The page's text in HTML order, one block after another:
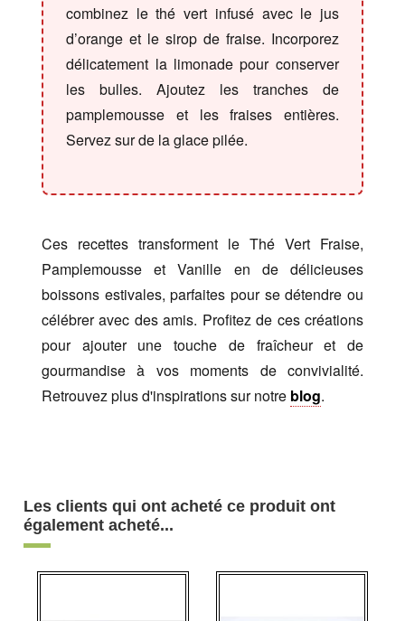
combinez le thé vert infusé avec le jus
d’orange et le sirop de fraise. Incorporez
délicatement la limonade pour conserver
les bulles. Ajoutez les tranches de
pamplemousse et les fraises entières.
Servez sur de la glace pilée.
Ces recettes transforment le Thé Vert Fraise,
Pamplemousse et Vanille en de délicieuses
boissons estivales, parfaites pour se détendre ou
célébrer avec des amis. Profitez de ces créations
pour ajouter une touche de fraîcheur et de
gourmandise à vos moments de convivialité.
Retrouvez plus d'inspirations sur notre blog.
Les clients qui ont acheté ce produit ont
également acheté...